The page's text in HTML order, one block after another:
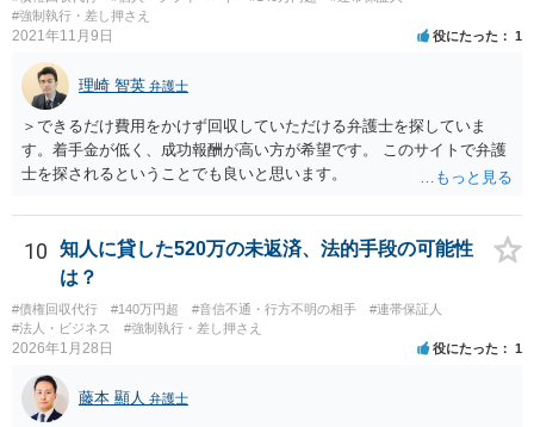
#強制執行・差し押さえ
2021年11月9日 役にたった 1
理崎 智英 弁護士
＞できるだけ費用をかけず回収していただける弁護士を探していま
す。着手金が低く、成功報酬が高い方が希望です。 このサイトで弁護
士を探されるということでも良いと思います。
10
知人に貸した520万の未返済、法的手段の可能性
は？
#債権回収代行 #140万円超 #音信不通・行方不明の相手
#連帯保証人
#法人・ビジネス
#強制執行・差し押さえ
2026年1月28日 役にたった 1
藤本 顯人 弁護士